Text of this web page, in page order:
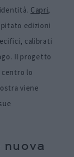
Capri,
edizioni
calibrati
Il progetto
centro lo
viene
nuova